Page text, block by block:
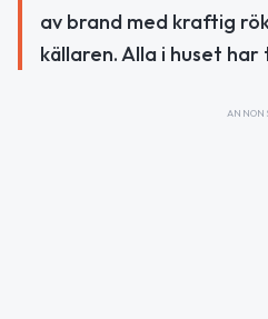
av brand med kraftig
källaren. Alla i huset